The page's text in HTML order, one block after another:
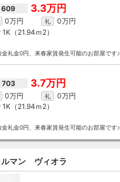
609 3.3万円
0万円 礼
0万円
1K（21.94ｍ 2）
礼金0円、来春家賃発生可能のお部屋です♪
703 3.7万円
0万円 礼
0万円
1K（21.94ｍ 2）
礼金0円、来春家賃発生可能のお部屋です♪
ルマン ヴィオラ